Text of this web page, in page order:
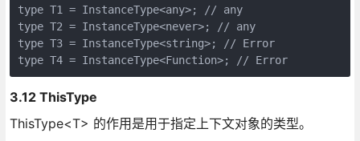
type T1 = InstanceType<any>; // any
type T2 = InstanceType<never>; // any
type T3 = InstanceType<string>; // Error
type T4 = InstanceType<Function>; // Error
3.12 ThisType
ThisType<T> 的作用是用于指定上下文对象的类型。